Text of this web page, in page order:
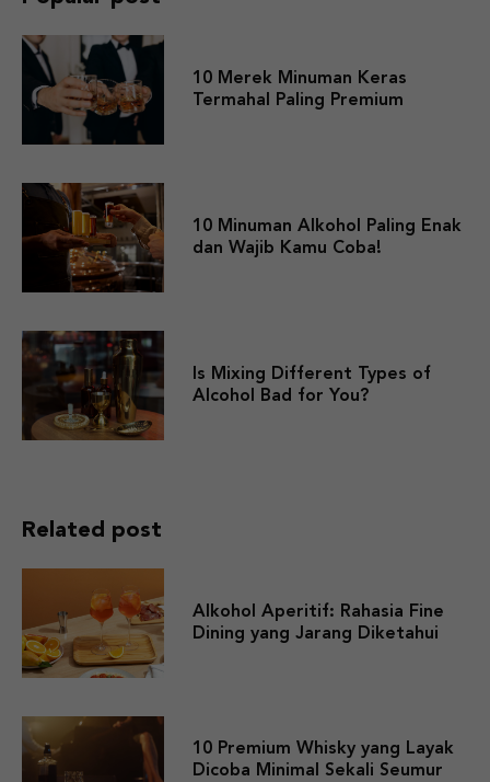
10 Merek Minuman Keras
Termahal Paling Premium
10 Minuman Alkohol Paling Enak
dan Wajib Kamu Coba!
Is Mixing Different Types of
Alcohol Bad for You?
Related post
Alkohol Aperitif: Rahasia Fine
Dining yang Jarang Diketahui
10 Premium Whisky yang Layak
Dicoba Minimal Sekali Seumur